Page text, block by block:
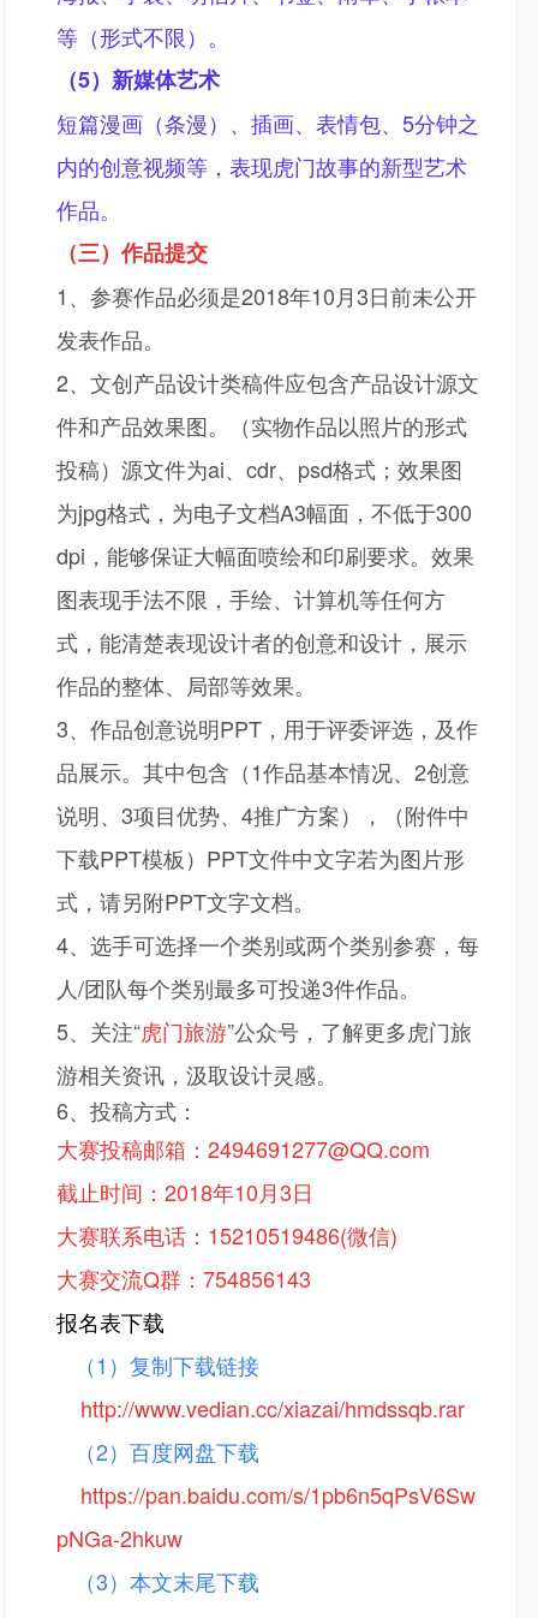
等（形式不限）。
（5）新媒体艺术
短篇漫画（条漫）、插画、表情包、 5分钟之
内的创意视频等，表现虎门故事的新型艺术
作品。
（三）作品提交
1、参赛作品必须是2018年10月3日前未公开
发表作品。
2、文创产品设计类稿件应包含产品设计源文
件和产品效果图。（实物作品以照片的形式
投稿）源文件为ai、cdr、psd格式；效果图
为jpg格式，为电子文档A3幅面，不低于300
dpi，能够保证大幅面喷绘和印刷要求。效果
图表现手法不限，手绘、计算机等任何方
式，能清楚表现设计者的创意和设计，展示
作品的整体、局部等效果。
3、作品创意说明PPT，用于评委评选，及作
品展示。其中包含（1作品基本情况、2创意
说明、3项目优势、4推广方案），（附件中
下载PPT模板）PPT文件中文字若为图片形
式，请另附PPT文字文档。
4、选手可选择一个类别或两个类别参赛，每
人/团队每个类别最多可投递3件作品。
5、 关注“虎门旅游”公众号，了解更多虎门旅
游相关资讯，汲取设计灵感。
6、投稿方式：
大赛投稿邮箱：2494691277@QQ.com
截止时间： 2018年10月3日
大赛联系电话： 15210519486(微信)
大赛交流Q群：754856143
报名表下载
（1）复制下载链接
http://www.vedian.cc/xiazai/hmdssqb.rar
（2）百度网盘下载
https://pan.baidu.com/s/1pb6n5qPsV6Sw
pNGa-2hkuw
（3）本文末尾下载